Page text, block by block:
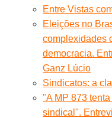
Entre Vistas
Eleições no
complexidades
democracia.
Ganz Lúcio
Sindicatos: a
"A MP 873
sindical".